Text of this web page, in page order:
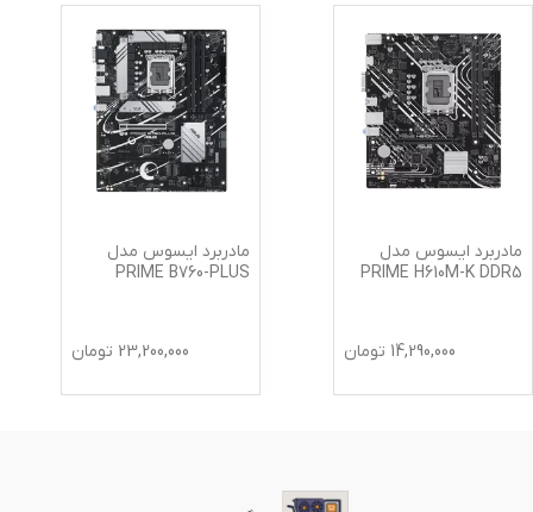
مادربرد ایسوس مدل
PRIME H610M-K DDR5
14,290,000 تومان
مادربرد ایسوس مدل
PRIME B760-PLUS
23,200,000 تومان